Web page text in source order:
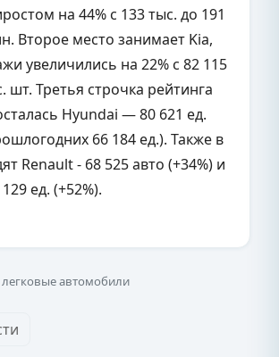
на 44% с 133 тыс. до 191
Второе место занимает Kia,
увеличились на 22% с 82 115
шт. Третья строчка рейтинга
Hyundai — 80 621 ед.
66 184 ед.). Также в
Renault - 68 525 авто (+34%) и
ед. (+52%).
автомобили